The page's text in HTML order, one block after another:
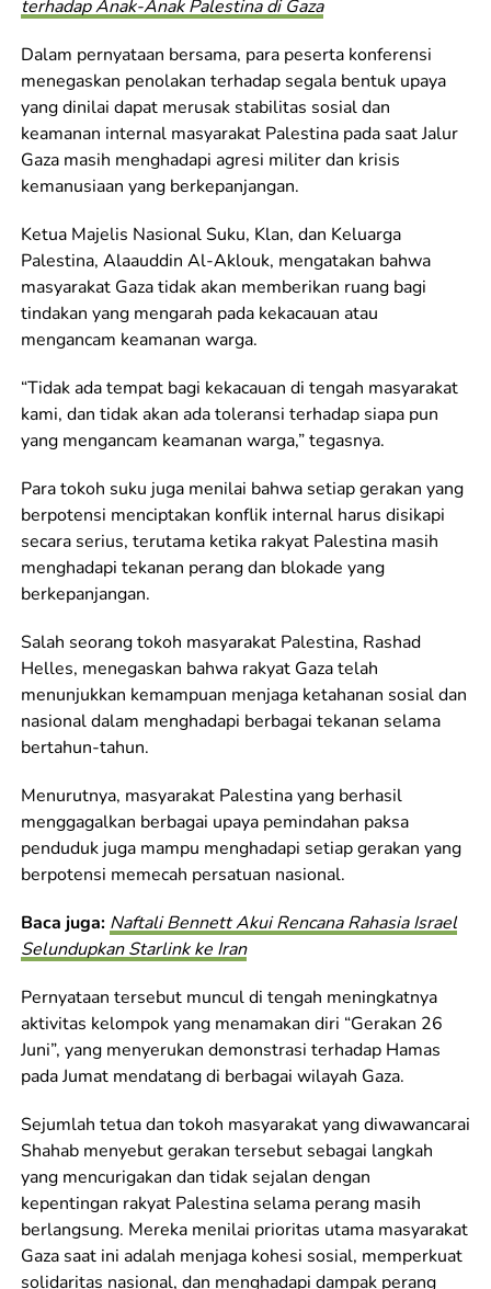
terhadap Anak-Anak Palestina di Gaza
Dalam pernyataan bersama, para peserta konferensi
menegaskan penolakan terhadap segala bentuk upaya
yang dinilai dapat merusak stabilitas sosial dan
keamanan internal masyarakat Palestina pada saat Jalur
Gaza masih menghadapi agresi militer dan krisis
kemanusiaan yang berkepanjangan.
Ketua Majelis Nasional Suku, Klan, dan Keluarga
Palestina, Alaauddin Al-Aklouk, mengatakan bahwa
masyarakat Gaza tidak akan memberikan ruang bagi
tindakan yang mengarah pada kekacauan atau
mengancam keamanan warga.
“Tidak ada tempat bagi kekacauan di tengah masyarakat
kami, dan tidak akan ada toleransi terhadap siapa pun
yang mengancam keamanan warga,” tegasnya.
Para tokoh suku juga menilai bahwa setiap gerakan yang
berpotensi menciptakan konflik internal harus disikapi
secara serius, terutama ketika rakyat Palestina masih
menghadapi tekanan perang dan blokade yang
berkepanjangan.
Salah seorang tokoh masyarakat Palestina, Rashad
Helles, menegaskan bahwa rakyat Gaza telah
menunjukkan kemampuan menjaga ketahanan sosial dan
nasional dalam menghadapi berbagai tekanan selama
bertahun-tahun.
Menurutnya, masyarakat Palestina yang berhasil
menggagalkan berbagai upaya pemindahan paksa
penduduk juga mampu menghadapi setiap gerakan yang
berpotensi memecah persatuan nasional.
Baca juga: Naftali Bennett Akui Rencana Rahasia Israel
Selundupkan Starlink ke Iran
Pernyataan tersebut muncul di tengah meningkatnya
aktivitas kelompok yang menamakan diri “Gerakan 26
Juni”, yang menyerukan demonstrasi terhadap Hamas
pada Jumat mendatang di berbagai wilayah Gaza.
Sejumlah tetua dan tokoh masyarakat yang diwawancarai
Shahab menyebut gerakan tersebut sebagai langkah
yang mencurigakan dan tidak sejalan dengan
kepentingan rakyat Palestina selama perang masih
berlangsung. Mereka menilai prioritas utama masyarakat
Gaza saat ini adalah menjaga kohesi sosial, memperkuat
solidaritas nasional, dan menghadapi dampak perang